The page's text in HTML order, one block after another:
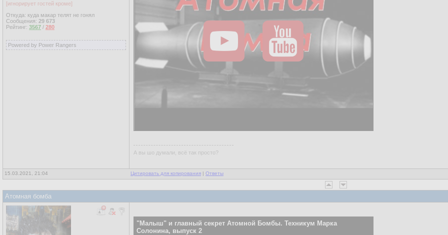
[игнорирует гостей кроме]
Откуда: куда макар телят не гонял
Сообщения: 29 673
Рейтинг: 3567 / 280
Powered by Power Rangers
А вы шо думали, всё так просто?
15.03.2021, 21:04 Цитировать для копирования | Ответы
Атомная бомба
"Малыш" и главный секрет Атомной Бомбы. Техникум Марка
Солонина, выпуск 2